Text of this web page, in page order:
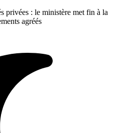
privées : le ministère met fin à la
agréés